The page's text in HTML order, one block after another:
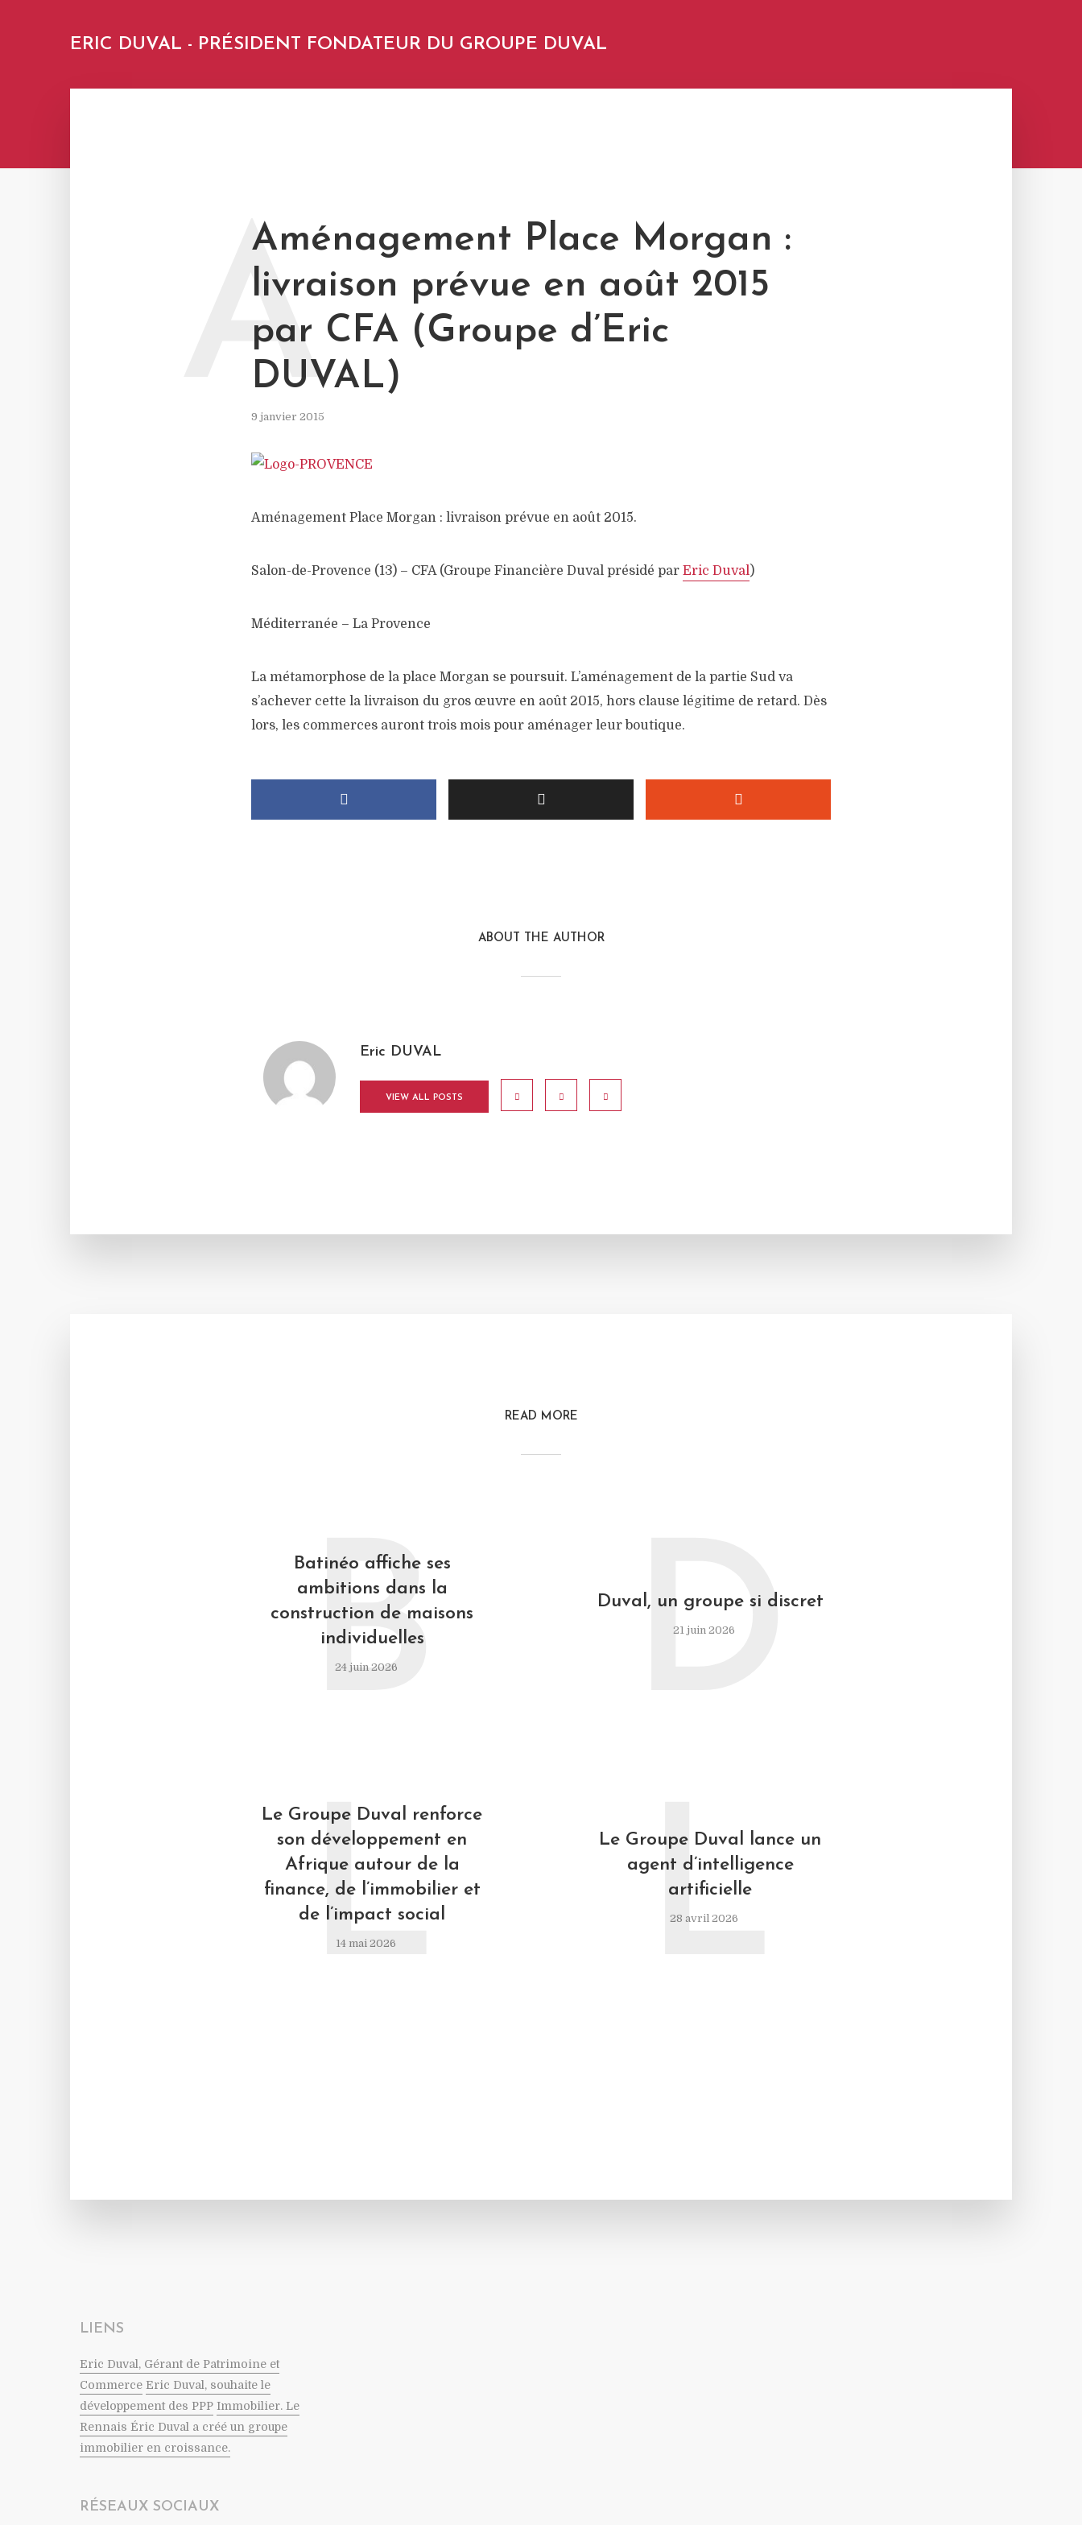
ERIC DUVAL - PRÉSIDENT FONDATEUR DU GROUPE DUVAL
Aménagement Place Morgan :
livraison prévue en août 2015
par CFA (Groupe d’Eric
DUVAL)
9 janvier 2015
A
Aménagement Place Morgan : livraison prévue en août 2015.
Salon-de-Provence (13) – CFA (Groupe Financière Duval présidé par Eric Duval)
Méditerranée – La Provence
La métamorphose de la place Morgan se poursuit. L’aménagement de la partie Sud va
s’achever cette la livraison du gros œuvre en août 2015, hors clause légitime de retard. Dès
lors, les commerces auront trois mois pour aménager leur boutique.
ABOUT THE AUTHOR
Eric DUVAL
VIEW ALL POSTS
READ MORE
Batinéo affiche ses
ambitions dans la
construction de maisons
individuelles
24 juin 2026
B Duval, un groupe si discret
21 juin 2026
D
Le Groupe Duval renforce
son développement en
Afrique autour de la
finance, de l’immobilier et
de l’impact social
14 mai 2026
L
Le Groupe Duval lance un
agent d’intelligence
artificielle
28 avril 2026
L
LIENS
Eric Duval, Gérant de Patrimoine et
Commerce Eric Duval, souhaite le
développement des PPP Immobilier. Le
Rennais Éric Duval a créé un groupe
immobilier en croissance.
RÉSEAUX SOCIAUX